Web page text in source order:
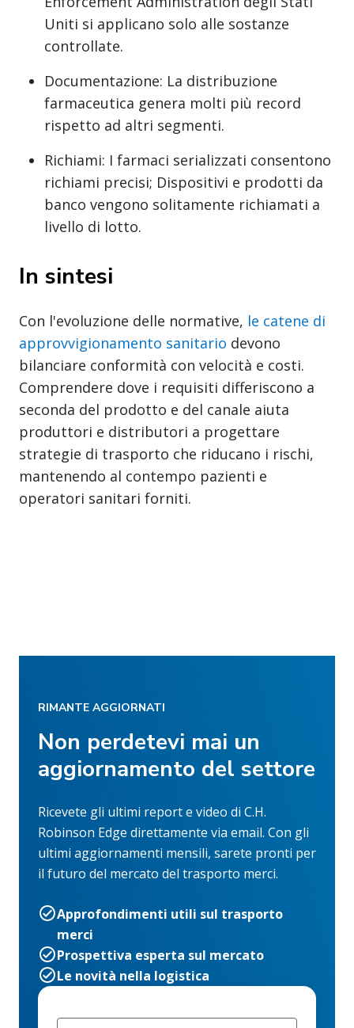
Uniti si applicano solo alle sostanze
controllate.
Documentazione: La distribuzione
farmaceutica genera molti più record
rispetto ad altri segmenti.
Richiami: I farmaci serializzati consentono
richiami precisi; Dispositivi e prodotti da
banco vengono solitamente richiamati a
livello di lotto.
In sintesi
Con l'evoluzione delle normative, le catene di
approvvigionamento sanitario devono
bilanciare conformità con velocità e costi.
Comprendere dove i requisiti differiscono a
seconda del prodotto e del canale aiuta
produttori e distributori a progettare
strategie di trasporto che riducano i rischi,
mantenendo al contempo pazienti e
operatori sanitari forniti.
RIMANTE AGGIORNATI
Non perdetevi mai un
aggiornamento del settore
Ricevete gli ultimi report e video di C.H.
Robinson Edge direttamente via email. Con gli
ultimi aggiornamenti mensili, sarete pronti per
il futuro del mercato del trasporto merci.
Approfondimenti utili sul trasporto
merci
Prospettiva esperta sul mercato
Le novità nella logistica